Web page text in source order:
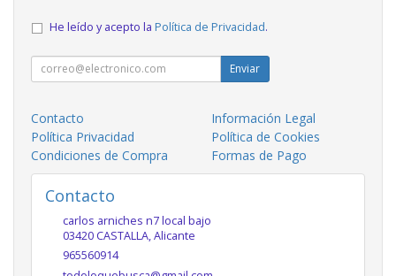
He leído y acepto la Política de Privacidad.
Enviar
Contacto
Información Legal
Política Privacidad
Política de Cookies
Condiciones de Compra
Formas de Pago
Contacto
carlos arniches n7 local bajo
03420 CASTALLA,Alicante
965560914